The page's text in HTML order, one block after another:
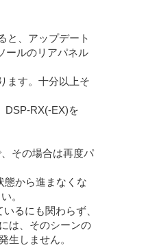
と、アップデート
ールのリアパネル
ます。十分以上そ
DSP-RX(-EX)を
その場合は再度パ
態から進まなくな
。
るにも関わらず、
は、そのシーンの
生しません。